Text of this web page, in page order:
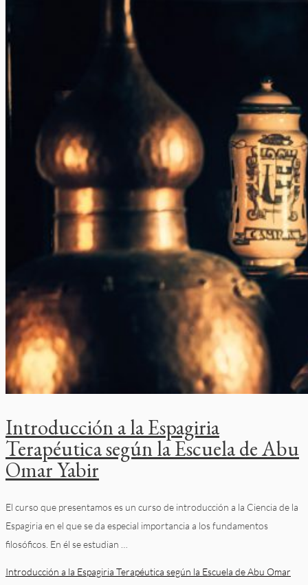
Introducción a la Espagiria
Terapéutica según la Escuela de Abu
Omar Yabir
El curso que presentamos es un curso de introducción a la Ciencia de la
Espagiria en el que se da especial importancia a los fundamentos
filosóficos. En él se estudian …
Introducción a la Espagiria Terapéutica según la Escuela de Abu Omar